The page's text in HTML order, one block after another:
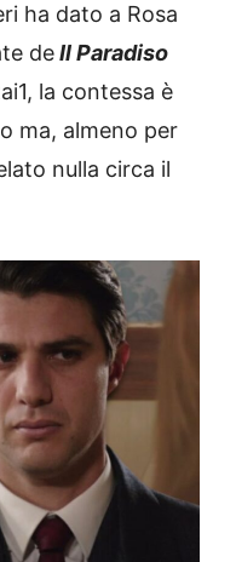
ha dato a Rosa
deIl Paradiso
la contessa è
ma, almeno per
nulla circa il